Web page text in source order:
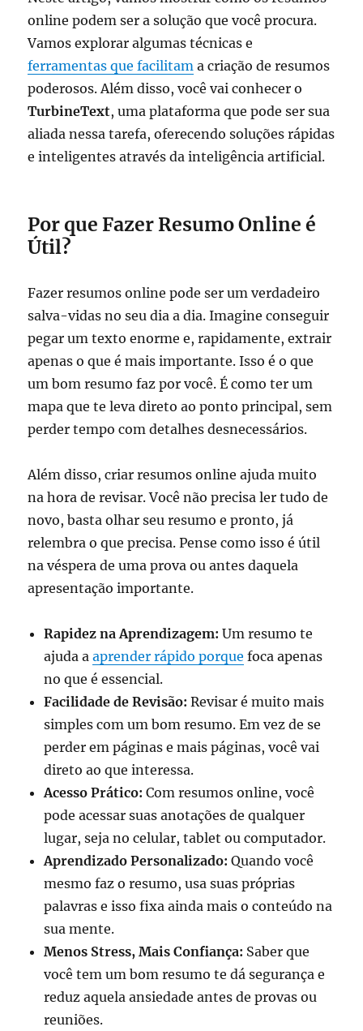
online podem ser a solução que você procura.
Vamos explorar algumas técnicas e
ferramentas que facilitam a criação de resumos
poderosos. Além disso, você vai conhecer o
TurbineText, uma plataforma que pode ser sua
aliada nessa tarefa, oferecendo soluções rápidas
e inteligentes através da inteligência artificial.
Por que Fazer Resumo Online é
Útil?
Fazer resumos online pode ser um verdadeiro
salva-vidas no seu dia a dia. Imagine conseguir
pegar um texto enorme e, rapidamente, extrair
apenas o que é mais importante. Isso é o que
um bom resumo faz por você. É como ter um
mapa que te leva direto ao ponto principal, sem
perder tempo com detalhes desnecessários.
Além disso, criar resumos online ajuda muito
na hora de revisar. Você não precisa ler tudo de
novo, basta olhar seu resumo e pronto, já
relembra o que precisa. Pense como isso é útil
na véspera de uma prova ou antes daquela
apresentação importante.
Rapidez na Aprendizagem: Um resumo te
ajuda aaprender rápido porque foca apenas
no que é essencial.
Facilidade de Revisão: Revisar é muito mais
simples com um bom resumo. Em vez de se
perder em páginas e mais páginas, você vai
direto ao que interessa.
Acesso Prático: Com resumos online, você
pode acessar suas anotações de qualquer
lugar, seja no celular, tablet ou computador.
Aprendizado Personalizado: Quando você
mesmo faz o resumo, usa suas próprias
palavras e isso fixa ainda mais o conteúdo na
sua mente.
Menos Stress, Mais Confiança: Saber que
você tem um bom resumo te dá segurança e
reduz aquela ansiedade antes de provas ou
reuniões.